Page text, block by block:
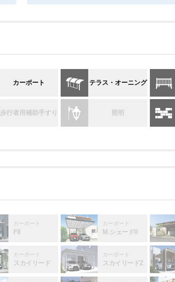
カーポート テラス・オーニング
歩行者用補助手すり 照明
カーポート
FII
カーポート
M.シェードII
カーポート
スカイリード
カーポート
スカイリードZ